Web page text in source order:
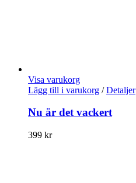
Visa varukorg
Lägg till i varukorg / Detaljer
Nu är det vackert
399 kr